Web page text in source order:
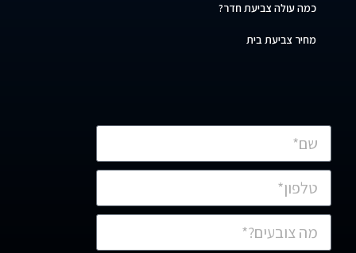
כמה עולה צביעת חדר?
מחיר צביעת בית